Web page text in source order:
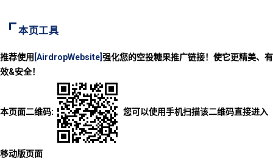
本页工具
推荐使用 [AirdropWebsite] 强化您的空投糖果推广链接！使它更精美、有
效&安全！
本页面二维码: 您可以使用手机扫描该二维码直接进入
移动版页面